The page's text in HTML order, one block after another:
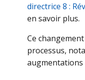
directrice 8 :
en savoir plus.
Ce
processus,
augmentations